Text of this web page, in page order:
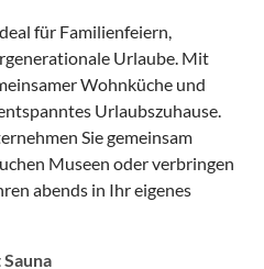
für Familienfeiern,
Urlaube. Mit
Wohnküche und
Urlaubszuhause.
Sie gemeinsam
Museen oder verbringen
abends in Ihr eigenes